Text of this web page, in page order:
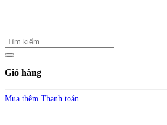
Giỏ hàng
Mua thêm Thanh toán